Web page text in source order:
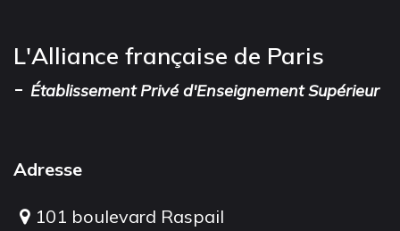
L'Alliance française de Paris
- Établissement Privé d'Enseignement Supérieur
Adresse
101 boulevard Raspail